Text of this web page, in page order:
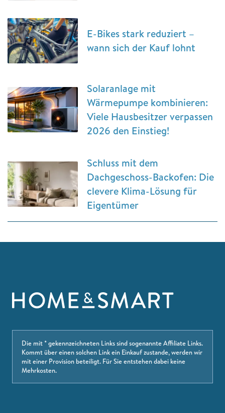
E-Bikes stark reduziert –
wann sich der Kauf lohnt
Solaranlage mit
Wärmepumpe kombinieren:
Viele Hausbesitzer verpassen
2026 den Einstieg!
Schluss mit dem
Dachgeschoss-Backofen: Die
clevere Klima-Lösung für
Eigentümer
Die mit * gekennzeichneten Links sind sogenannte Affiliate Links.
Kommt über einen solchen Link ein Einkauf zustande, werden wir
mit einer Provision beteiligt. Für Sie entstehen dabei keine
Mehrkosten.